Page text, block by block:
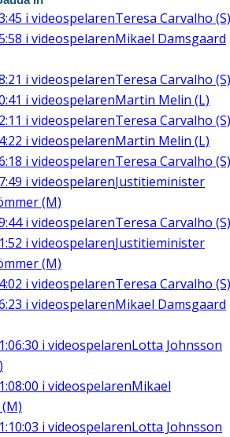
i videospelarenTeresa Carvalho (S)
i videospelarenMikael Damsgaard
i videospelarenTeresa Carvalho (S)
i videospelarenMartin Melin (L)
i videospelarenTeresa Carvalho (S)
i videospelarenMartin Melin (L)
i videospelarenTeresa Carvalho (S)
i videospelarenJustitieminister
(M)
i videospelarenTeresa Carvalho (S)
i videospelarenJustitieminister
(M)
i videospelarenTeresa Carvalho (S)
i videospelarenMikael Damsgaard
i videospelarenLotta Johnsson
i videospelarenMikael
i videospelarenLotta Johnsson